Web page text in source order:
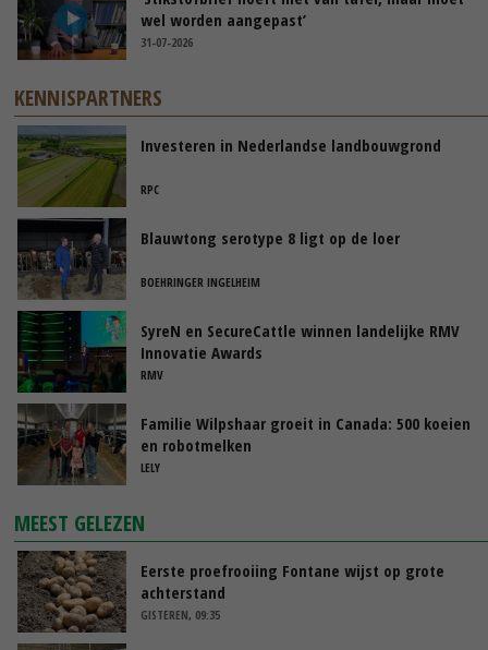
wel worden aangepast’
31-07-2026
KENNISPARTNERS
Investeren in Nederlandse landbouwgrond
RPC
Blauwtong serotype 8 ligt op de loer
BOEHRINGER INGELHEIM
SyreN en SecureCattle winnen landelijke RMV
Innovatie Awards
RMV
Familie Wilpshaar groeit in Canada: 500 koeien
en robotmelken
LELY
MEEST GELEZEN
Eerste proefrooiing Fontane wijst op grote
achterstand
GISTEREN, 09:35